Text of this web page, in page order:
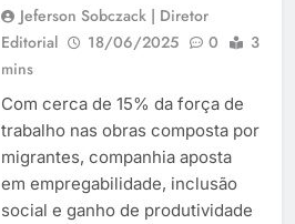
Jeferson Sobczack | Diretor
Editorial
18/06/2025 0
3
mins
Com cerca de 15% da força de
trabalho nas obras composta por
migrantes, companhia aposta
em empregabilidade, inclusão
social e ganho de produtividade